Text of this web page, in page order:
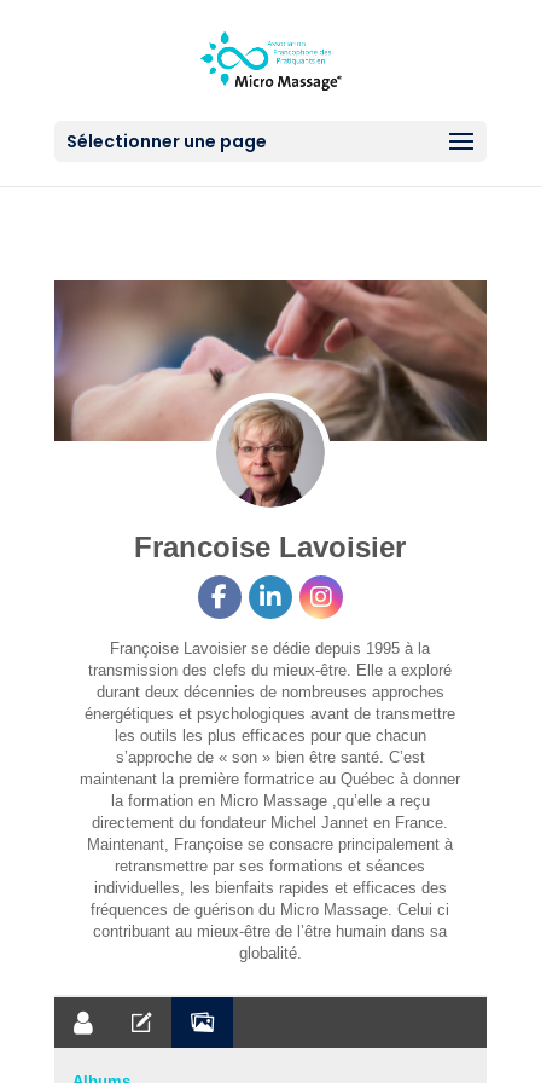
Sélectionner une page
Francoise Lavoisier
Françoise Lavoisier se dédie depuis 1995 à la
transmission des clefs du mieux-être. Elle a exploré
durant deux décennies de nombreuses approches
énergétiques et psychologiques avant de transmettre
les outils les plus efficaces pour que chacun
s’approche de « son » bien être santé. C’est
maintenant la première formatrice au Québec à donner
la formation en Micro Massage ,qu’elle a reçu
directement du fondateur Michel Jannet en France.
Maintenant, Françoise se consacre principalement à
retransmettre par ses formations et séances
individuelles, les bienfaits rapides et efficaces des
fréquences de guérison du Micro Massage. Celui ci
contribuant au mieux-être de l’être humain dans sa
globalité.